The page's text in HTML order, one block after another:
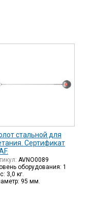
стальной для
Сертификат
AVNO0089
оборудования: 1
3,0 кг.
95 мм.